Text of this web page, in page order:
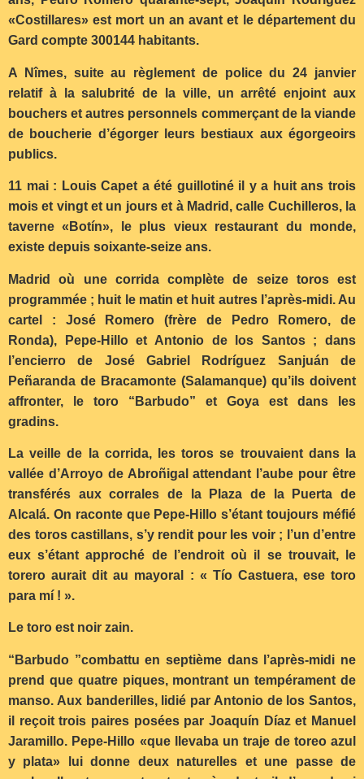
«Costillares» est mort un an avant et le département du
Gard compte 300144 habitants.
A Nîmes, suite au règlement de police du 24 janvier
relatif à la salubrité de la ville, un arrêté enjoint aux
bouchers et autres personnels commerçant de la viande
de boucherie d’égorger leurs bestiaux aux égorgeoirs
publics.
11 mai : Louis Capet a été guillotiné il y a huit ans trois
mois et vingt et un jours et à Madrid, calle Cuchilleros, la
taverne «Botín», le plus vieux restaurant du monde,
existe depuis soixante-seize ans.
Madrid où une corrida complète de seize toros est
programmée ; huit le matin et huit autres l’après-midi. Au
cartel : José Romero (frère de Pedro Romero, de
Ronda), Pepe-Hillo et Antonio de los Santos ; dans
l’encierro de José Gabriel Rodríguez Sanjuán de
Peñaranda de Bracamonte (Salamanque) qu’ils doivent
affronter, le toro “Barbudo” et Goya est dans les
gradins.
La veille de la corrida, les toros se trouvaient dans la
vallée d’Arroyo de Abroñigal attendant l’aube pour être
transférés aux corrales de la Plaza de la Puerta de
Alcalá. On raconte que Pepe-Hillo s’étant toujours méfié
des toros castillans, s’y rendit pour les voir ; l’un d’entre
eux s’étant approché de l’endroit où il se trouvait, le
torero aurait dit au mayoral : « Tío Castuera, ese toro
para mí ! ».
Le toro est noir zain.
“Barbudo ”combattu en septième dans l’après-midi ne
prend que quatre piques, montrant un tempérament de
manso. Aux banderilles, lidié par Antonio de los Santos,
il reçoit trois paires posées par Joaquín Díaz et Manuel
Jaramillo. Pepe-Hillo «que llevaba un traje de toreo azul
y plata» lui donne deux naturelles et une passe de